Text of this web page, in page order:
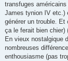
transfuges
James tynion IV etc.)
générer un trouble.
ça le ferait bien chier)
En vieux nostalgique
nombreuses
enthousiasme (pas